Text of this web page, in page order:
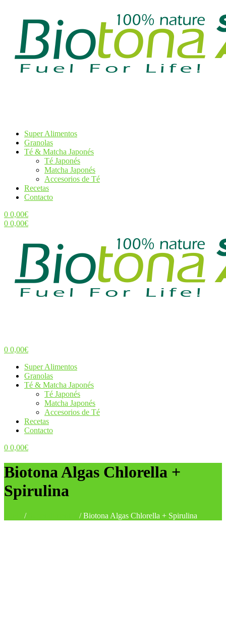
Super Alimentos
Granolas
Té & Matcha Japonés
Té Japonés
Matcha Japonés
Accesorios de Té
Recetas
Contacto
0 0,00€
0 0,00€
0 0,00€
Super Alimentos
Granolas
Té & Matcha Japonés
Té Japonés
Matcha Japonés
Accesorios de Té
Recetas
Contacto
0 0,00€
Biotona Algas Chlorella +
Spirulina
/ /Biotona Algas Chlorella + Spirulina